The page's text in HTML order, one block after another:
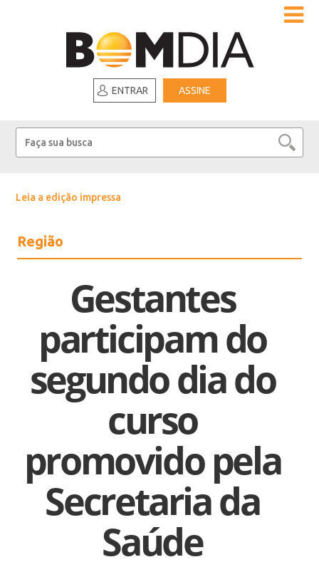
ENTRAR ASSINE
Leia a edição impressa
Região
Gestantes
participam do
segundo dia do
curso
promovido pela
Secretaria da
Saúde